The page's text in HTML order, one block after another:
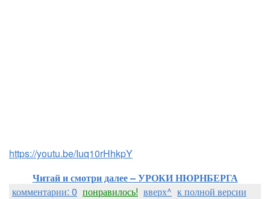
https://youtu.be/Iuq10rHhkpY
Читай и смотри далее – УРОКИ НЮРНБЕРГА
комментарии: 0 понравилось! вверх^ к полной версии